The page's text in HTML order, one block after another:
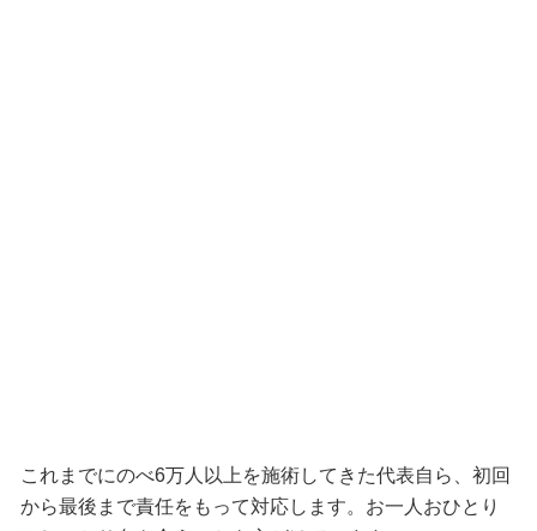
これまでにのべ6万人以上を施術してきた代表自ら、初回
から最後まで責任をもって対応します。お一人おひとり